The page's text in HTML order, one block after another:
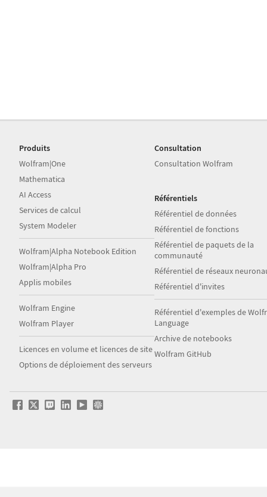
Produits
Wolfram|One
Mathematica
AI Access
Services de calcul
System Modeler
Wolfram|Alpha Notebook Edition
Wolfram|Alpha Pro
Applis mobiles
Wolfram Engine
Wolfram Player
Licences en volume et licences de site
Options de déploiement des serveurs
Consultation
Consultation Wolfram
Référentiels
Référentiel de données
Référentiel de fonctions
Référentiel de paquets de la
communauté
Référentiel de réseaux
Référentiel d'invites
Référentiel d'exemples de
Language
Archive de notebooks
Wolfram GitHub